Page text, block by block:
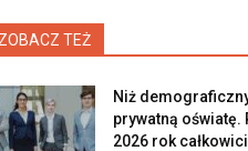
ZOBACZ TEŻ
Niż
prywatną oświatę.
2026 rok